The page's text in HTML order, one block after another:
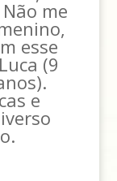
me
esse
(9
e